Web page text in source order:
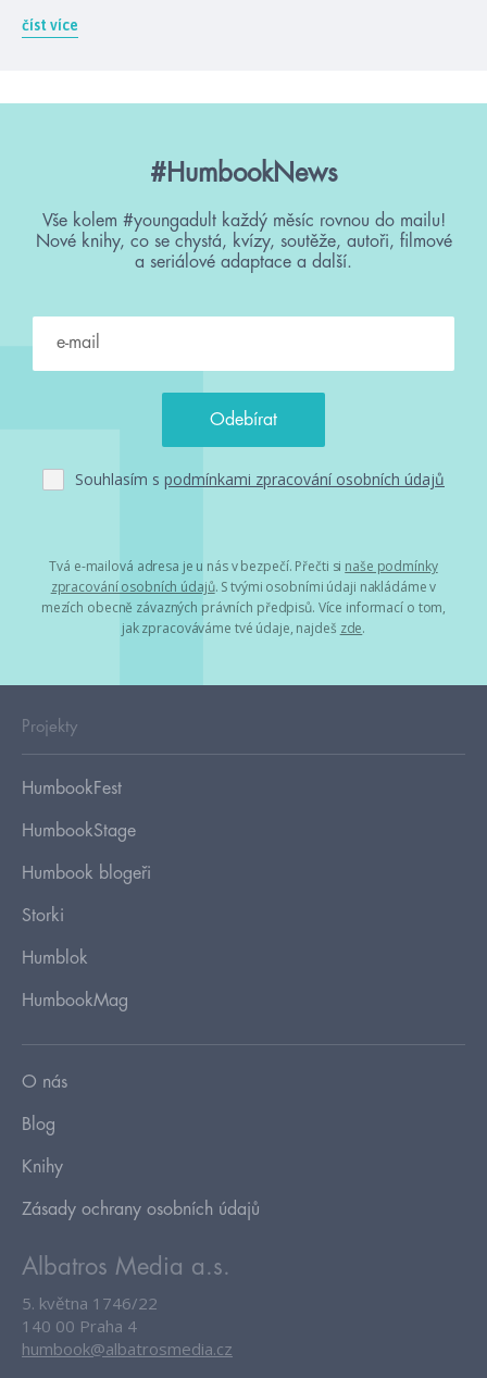
číst více
#HumbookNews
Vše kolem #youngadult každý měsíc rovnou do mailu!
Nové knihy, co se chystá, kvízy, soutěže, autoři, filmové
a seriálové adaptace a další.
Souhlasím s podmínkami zpracování osobních údajů
Tvá e-mailová adresa je u nás v bezpečí. Přečti si naše podmínky
zpracování osobních údajů. S tvými osobními údaji nakládáme v
mezích obecně závazných právních předpisů. Více informací o tom,
jak zpracováváme tvé údaje, najdeš zde.
Projekty
HumbookFest
HumbookStage
Humbook blogeři
Storki
Humblok
HumbookMag
O nás
Blog
Knihy
Zásady ochrany osobních údajů
Albatros Media a.s.
5. května 1746/22
140 00 Praha 4
humbook@albatrosmedia.cz